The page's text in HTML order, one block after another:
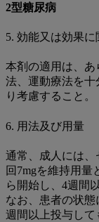
は
効
果、
用
法
及
び
用
量
2型糖尿病
5. 効能又は効果
本剤の適用は、
法、運動療法を十
り考慮すること。
6. 用法及び用量
通常、成人には、
回7mgを維持用量
ら開始し、4週間
なお、患者の状態
週間以上投与して